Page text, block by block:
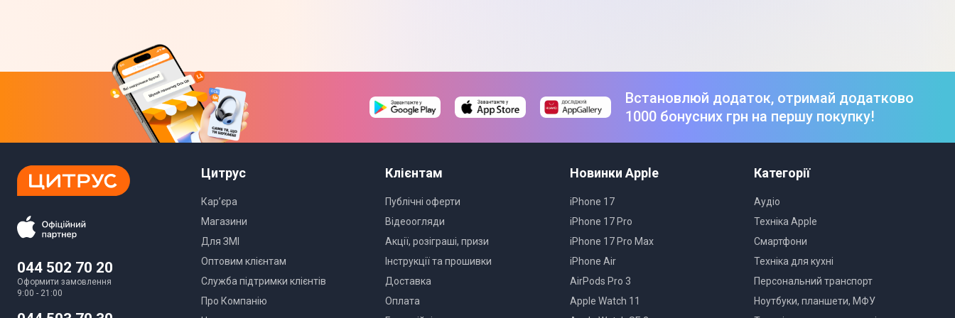
Встановлюй додаток, отримай додатково
1000 бонусних грн на першу покупку!
044 502 70 20
Оформити замовлення
9:00 - 21:00
Цитрус
Кар’єра
Магазини
Для ЗМІ
Оптовим клієнтам
Служба підтримки клієнтів
Про Компанію
Клієнтам
Публічні оферти
Відеоогляди
Акції, розіграші, призи
Інструкції та прошивки
Доставка
Оплата
Новинки Apple
iPhone 17
iPhone 17 Pro
iPhone 17 Pro Max
iPhone Air
AirPods Pro 3
Apple Watch 11
Категорії
Аудіо
Техніка Apple
Смартфони
Техніка для кухні
Персональний транспорт
Ноутбуки, планшети, МФУ